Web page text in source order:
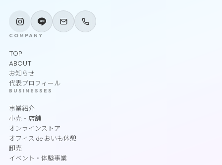
COMPANY
TOP
ABOUT
お知らせ
代表プロフィール
BUSINESSES
事業紹介
小売・店舗
オンラインストア
オフィス de おいも休憩
卸売
イベント・体験事業